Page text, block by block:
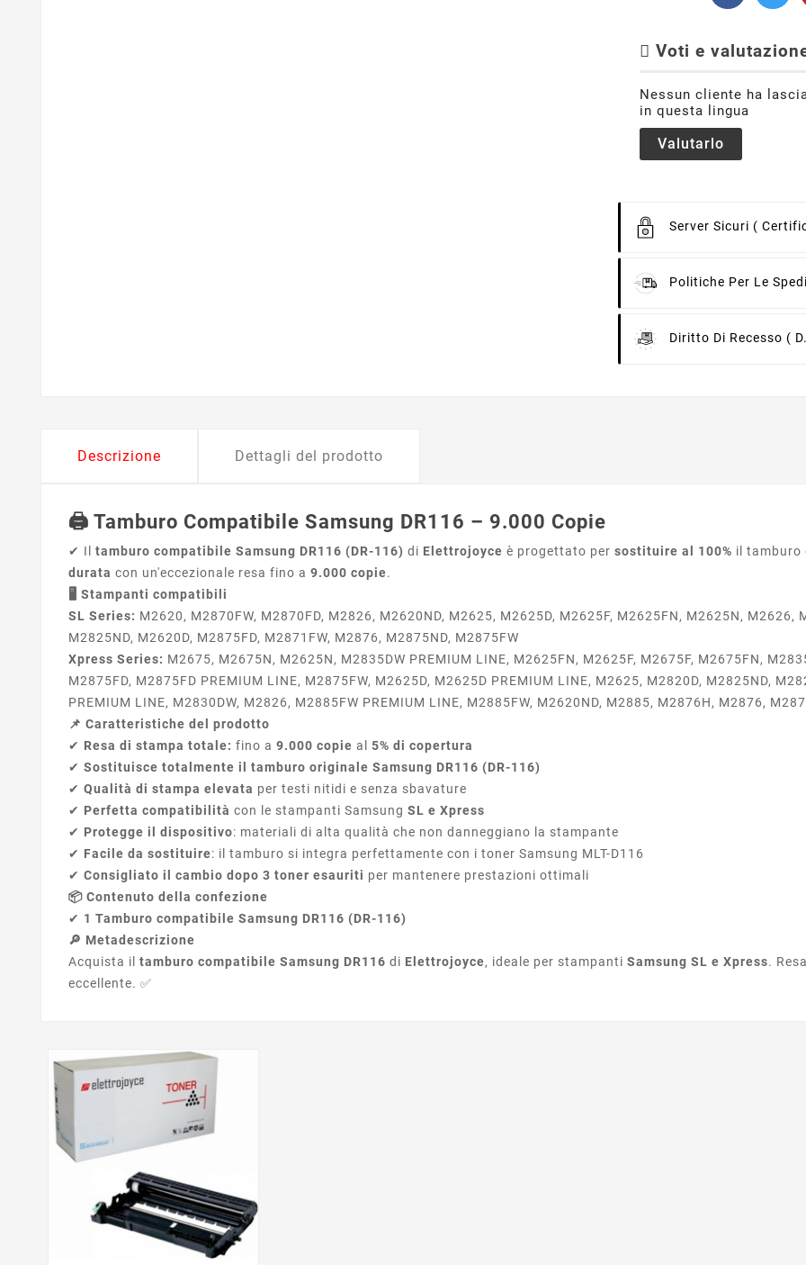
Voti e
Nessun cliente ha
in questa lingua
Valutarlo
Server Sicuri (
Politiche Per Le
Diritto Di Recesso (
Descrizione Dettagli del prodotto
🖨️ Tamburo Compatibile Samsung DR116 – 9.000 Copie
✔ Il tamburo compatibile Samsung DR116 (DR-116) di Elettrojoyce è progettato per sostituire al 100% il tamburo
durata con un'eccezionale resa fino a 9.000 copie.
🖥️ Stampanti compatibili
SL Series: M2620, M2870FW, M2870FD, M2826, M2620ND, M2625, M2625D, M2625F, M2625FN, M2625N, M2626,
M2825ND, M2620D, M2875FD, M2871FW, M2876, M2875ND, M2875FW
Xpress Series: M2675, M2675N, M2625N, M2835DW PREMIUM LINE, M2625FN, M2625F, M2675F, M2675FN,
M2875FD, M2875FD PREMIUM LINE, M2875FW, M2625D, M2625D PREMIUM LINE, M2625, M2820D, M2825ND,
PREMIUM LINE, M2830DW, M2826, M2885FW PREMIUM LINE, M2885FW, M2620ND, M2885, M2876H, M2876,
📌 Caratteristiche del prodotto
✔ Resa di stampa totale: fino a 9.000 copie al 5% di copertura
✔ Sostituisce totalmente il tamburo originale Samsung DR116 (DR-116)
✔ Qualità di stampa elevata per testi nitidi e senza sbavature
✔ Perfetta compatibilità con le stampanti Samsung SL e Xpress
✔ Protegge il dispositivo: materiali di alta qualità che non danneggiano la stampante
✔ Facile da sostituire: il tamburo si integra perfettamente con i toner Samsung MLT-D116
✔ Consigliato il cambio dopo 3 toner esauriti per mantenere prestazioni ottimali
📦 Contenuto della confezione
✔ 1 Tamburo compatibile Samsung DR116 (DR-116)
🔎 Metadescrizione
Acquista il tamburo compatibile Samsung DR116 di Elettrojoyce, ideale per stampanti Samsung SL e Xpress.
eccellente. ✅